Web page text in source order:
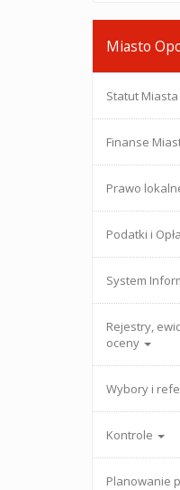
Miasto
Statut
Finanse
Prawo
Podatki i
System
Rejestry,
oceny
Wybory i
Kontrole
Planowanie